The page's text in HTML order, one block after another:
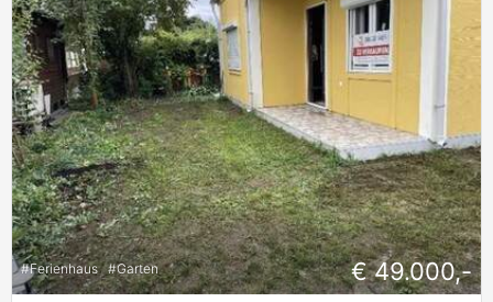
#Ferienhaus #Garten € 49.000,-